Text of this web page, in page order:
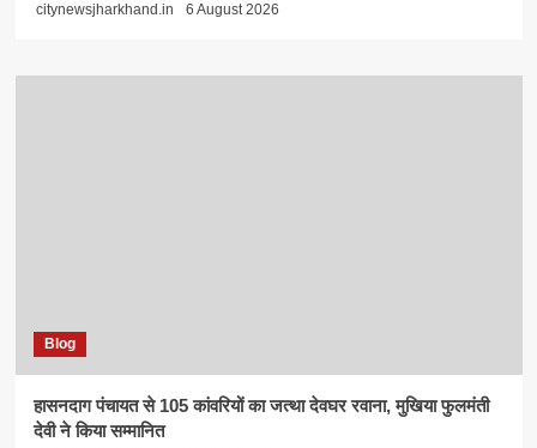
citynewsjharkhand.in 6 August 2026
Blog
हासनदाग पंचायत से 105 कांवरियों का जत्था देवघर रवाना, मुखिया फुलमंती
देवी ने किया सम्मानित